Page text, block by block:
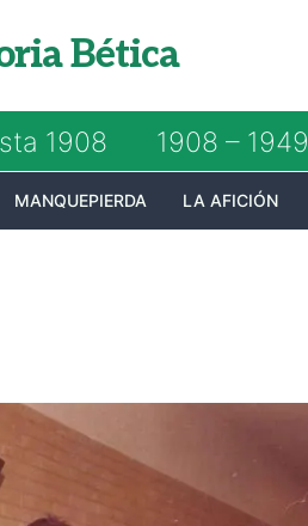
Bética
1908 1908 – 1949
MANQUEPIERDA LA AFICIÓN